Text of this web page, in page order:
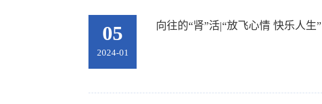
05
2024-01
向往的“肾”活|“放飞心情 快乐人